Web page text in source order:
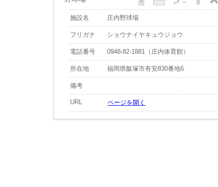
施設名 庄内野球場
フリガナ ショウナイヤキュウジョウ
電話番号 0948-82-1881（庄内体育館）
所在地 福岡県飯塚市有安830番地6
備考
URL ページを開く